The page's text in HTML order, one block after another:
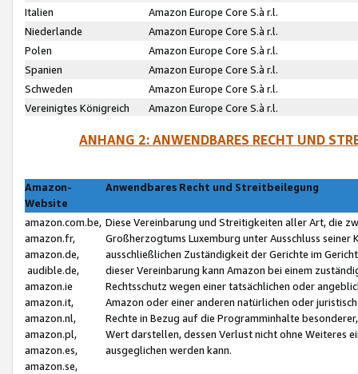
Italien
Amazon Europe Core S.à r.l.
Niederlande
Amazon Europe Core S.à r.l.
Polen
Amazon Europe Core S.à r.l.
Spanien
Amazon Europe Core S.à r.l.
Schweden
Amazon Europe Core S.à r.l.
Vereinigtes Königreich
Amazon Europe Core S.à r.l.
ANHANG 2: ANWENDBARES RECHT UND
Amazon-
Website
Anwendbares Recht und Streitbeilegung
amazon.com.be,
amazon.fr,
amazon.de,
audible.de,
amazon.ie
amazon.it,
amazon.nl,
amazon.pl,
amazon.es,
amazon.se,
Diese Vereinbarung und Streitigkeiten aller Art, die
Großherzogtums Luxemburg unter Ausschluss
ausschließlichen Zuständigkeit der Gerichte im
dieser Vereinbarung kann Amazon bei einem
Rechtsschutz wegen einer tatsächlichen oder
Amazon oder einer anderen natürlichen oder
Rechte in Bezug auf die Programminhalte
Wert darstellen, dessen Verlust nicht ohne Weiteres
ausgeglichen werden kann.